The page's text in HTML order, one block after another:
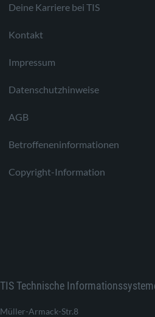
Deine Karriere bei TIS
Kontakt
Impressum
Datenschutzhinweise
AGB
Betroffeneninformationen
Copyright-Information
TIS Technische
Müller-Armack-Str.8